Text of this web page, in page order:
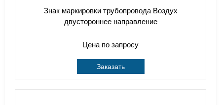
Знак маркировки трубопровода Воздух
двустороннее направление
Цена по запросу
Заказать